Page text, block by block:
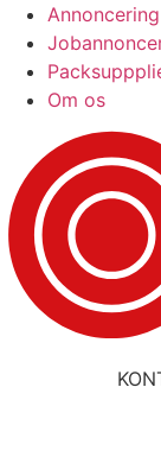
Annoncering
Om os